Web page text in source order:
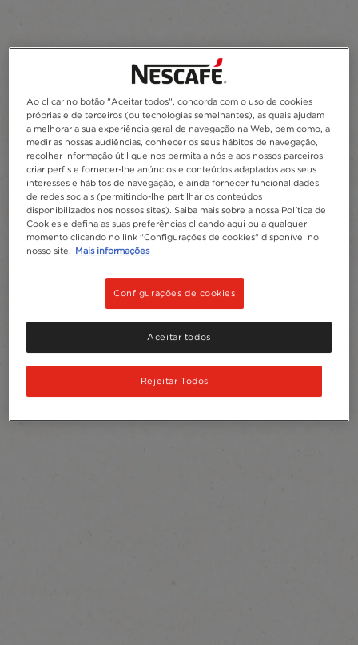
Ao clicar no botão "Aceitar todos", concorda com o uso de cookies
próprias e de terceiros (ou tecnologias semelhantes), as quais ajudam
a melhorar a sua experiência geral de navegação na Web, bem como, a
medir as nossas audiências, conhecer os seus hábitos de navegação,
recolher informação útil que nos permita a nós e aos nossos parceiros
criar perfis e fornecer-lhe anúncios e conteúdos adaptados aos seus
interesses e hábitos de navegação, e ainda fornecer funcionalidades
de redes sociais (permitindo-lhe partilhar os conteúdos
disponibilizados nos nossos sites). Saiba mais sobre a nossa Política de
Cookies e defina as suas preferências clicando aqui ou a qualquer
momento clicando no link "Configurações de cookies" disponível no
nosso site. Mais informações
Configurações de cookies
Rejeitar Todos
Aceitar todos